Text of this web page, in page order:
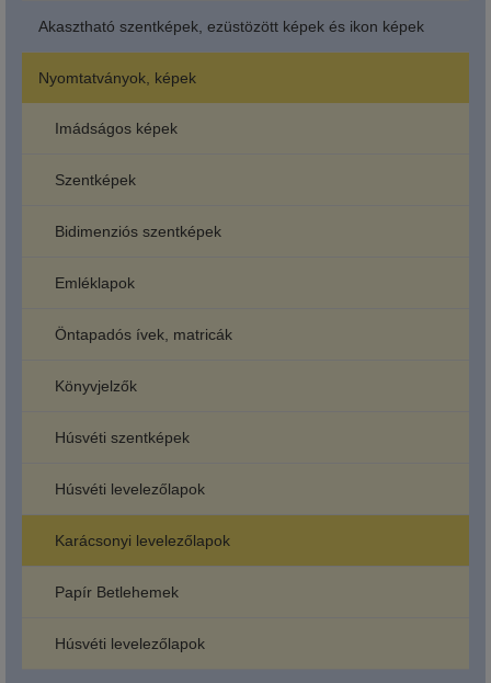
Akasztható szentképek, ezüstözött képek és ikon képek
Nyomtatványok, képek
Imádságos képek
Szentképek
Bidimenziós szentképek
Emléklapok
Öntapadós ívek, matricák
Könyvjelzők
Húsvéti szentképek
Húsvéti levelezőlapok
Karácsonyi levelezőlapok
Papír Betlehemek
Húsvéti levelezőlapok